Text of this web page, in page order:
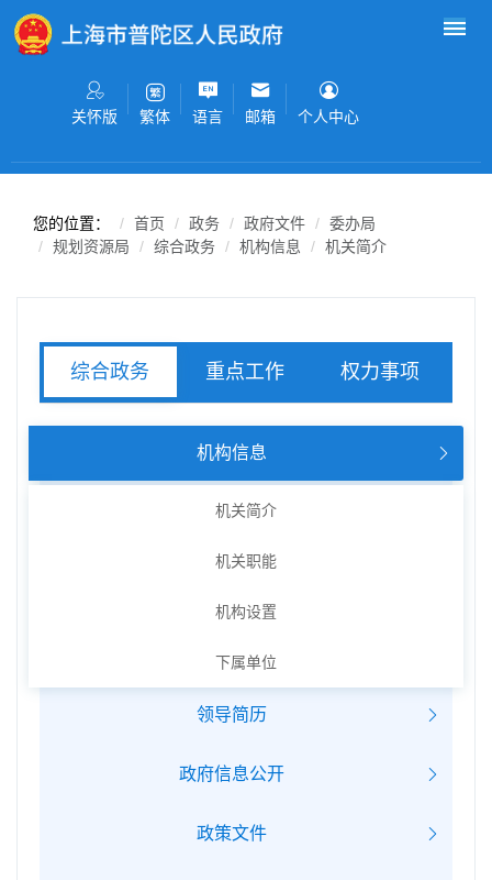
无障碍操作说明
关怀版 繁体 语言 邮箱 个人中心
您的位置： 首页 政务 政府文件
委办局
规划资源局
综合政务 机构信息 机关简介
综合政务 重点工作 权力事项
机构信息
机关简介
机关职能
机构设置
下属单位
领导简历
政府信息公开
政策文件